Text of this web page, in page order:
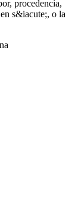
procedencia,
s&iacute;, o la